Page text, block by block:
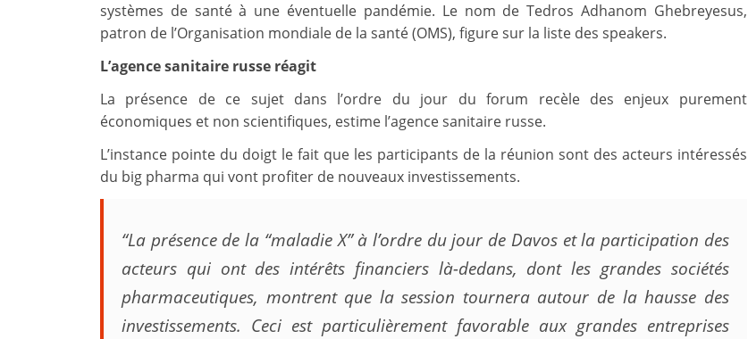
systèmes de santé à une éventuelle pandémie. Le nom de Tedros Adhanom Ghebreyesus,
patron de l’Organisation mondiale de la santé (OMS), figure sur la liste des speakers.
L’agence sanitaire russe réagit
La présence de ce sujet dans l’ordre du jour du forum recèle des enjeux purement
économiques et non scientifiques, estime l’agence sanitaire russe.
L’instance pointe du doigt le fait que les participants de la réunion sont des acteurs intéressés
du big pharma qui vont profiter de nouveaux investissements.
“La présence de la “maladie X” à l’ordre du jour de Davos et la participation des
acteurs qui ont des intérêts financiers là-dedans, dont les grandes sociétés
pharmaceutiques, montrent que la session tournera autour de la hausse des
investissements. Ceci est particulièrement favorable aux grandes entreprises